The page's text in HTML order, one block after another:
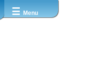
☰ Menu